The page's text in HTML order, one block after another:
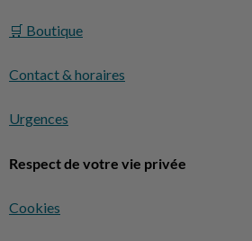
🛒 Boutique
Contact & horaires
Urgences
Respect de votre vie privée
Cookies